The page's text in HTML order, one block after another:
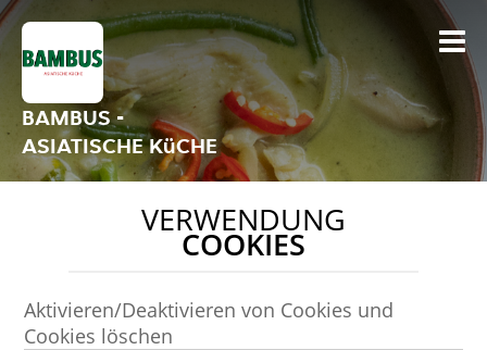
BAMBUS -
ASIATISCHE KüCHE
VERWENDUNG
COOKIES
Aktivieren/Deaktivieren von Cookies und
Cookies löschen